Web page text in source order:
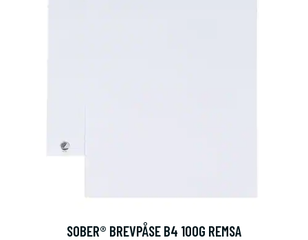
SOBER® BREVPÅSE B4 100G REMSA